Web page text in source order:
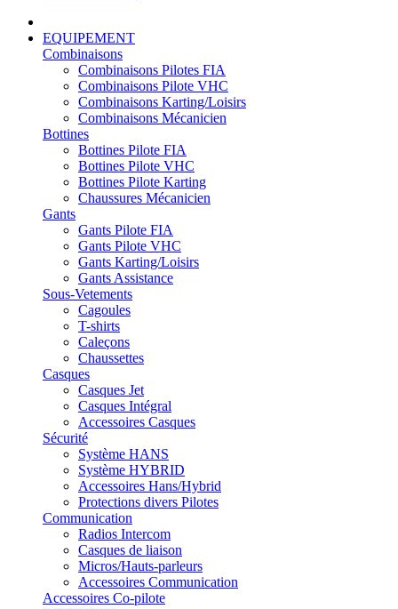
EQUIPEMENT
Combinaisons
Combinaisons Pilotes FIA
Combinaisons Pilote VHC
Combinaisons Karting/Loisirs
Combinaisons Mécanicien
Bottines
Bottines Pilote FIA
Bottines Pilote VHC
Bottines Pilote Karting
Chaussures Mécanicien
Gants
Gants Pilote FIA
Gants Pilote VHC
Gants Karting/Loisirs
Gants Assistance
Sous-Vetements
Cagoules
T-shirts
Caleçons
Chaussettes
Casques
Casques Jet
Casques Intégral
Accessoires Casques
Sécurité
Système HANS
Système HYBRID
Accessoires Hans/Hybrid
Protections divers Pilotes
Communication
Radios Intercom
Casques de liaison
Micros/Hauts-parleurs
Accessoires Communication
Accessoires Co-pilote